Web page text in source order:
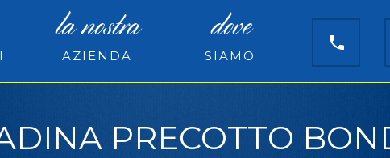
la nostra
AZIENDA
dove
SIAMO
PRECOTTO